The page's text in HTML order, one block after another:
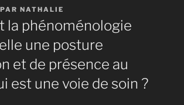
PAR NATHALIE
la phénoménologie
une posture
et de présence au
est une voie de soin ?